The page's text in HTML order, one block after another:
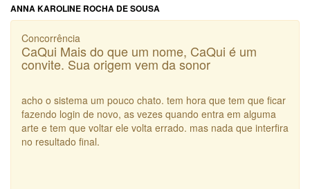
ANNA KAROLINE ROCHA DE SOUSA
Concorrência
CaQui Mais do que um nome, CaQui é um
convite. Sua origem vem da sonor
acho o sistema um pouco chato. tem hora que tem que ficar
fazendo login de novo, as vezes quando entra em alguma
arte e tem que voltar ele volta errado. mas nada que interfira
no resultado final.